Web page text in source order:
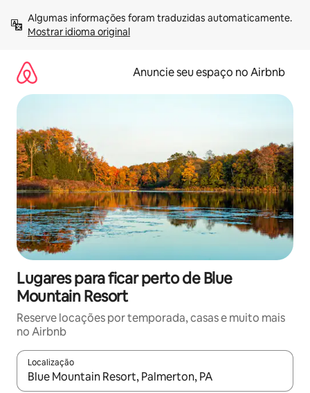
para
Mostrar idioma original
Anuncie seu espaço no Airbnb
Lugares para ficar perto de Blue
Mountain Resort
Reserve locações por temporada, casas e muito mais
no Airbnb
Localização
Quando os resultados estiverem disponíveis, explore-os